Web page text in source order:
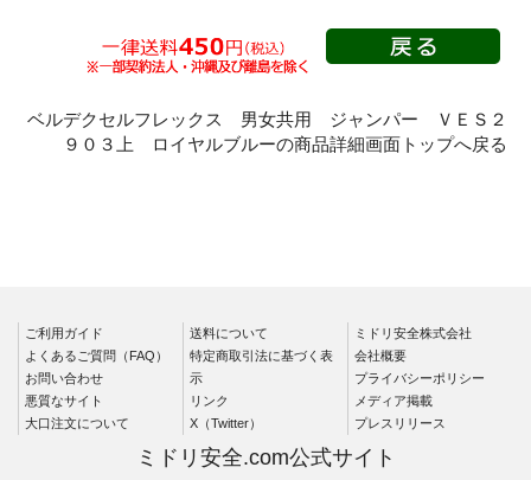
春夏半袖
ア
シャツ
食品産業用
クリーンウェ
ベルデクセルフレックス 男女共用 ジャンパー ＶＥＳ２
９０３上 ロイヤルブルーの商品詳細画面トップへ戻る
ご利用ガイド
よくあるご質問（FAQ）
お問い合わせ
悪質なサイト
大口注文について
送料について
特定商取引法に基づく表
示
リンク
X（Twitter）
ミドリ安全株式会社
会社概要
プライバシーポリシー
メディア掲載
プレスリリース
ミドリ安全.com公式サイト